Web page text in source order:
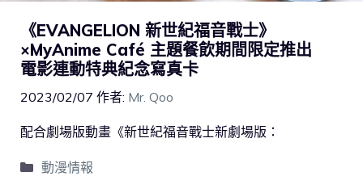
《EVANGELION 新世紀福音戰士》
×MyAnime Café 主題餐飲期間限定推出
電影連動特典紀念寫真卡
2023/02/07 作者: Mr. Qoo
配合劇場版動畫《新世紀福音戰士新劇場版：
動漫情報